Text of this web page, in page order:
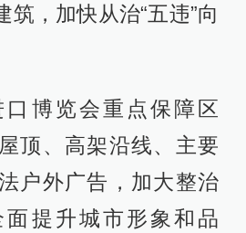
筑，加快从治“五违”向
博览会重点保障区
顶、高架沿线、主要
户外广告，加大整治
提升城市形象和品